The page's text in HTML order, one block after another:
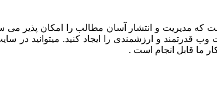
و انتشار آسان مطالب را امکان پذیر می
قدرتمند و ارزشمندی را ایجاد کنید. میتوانید در
ما قابل انجام است .